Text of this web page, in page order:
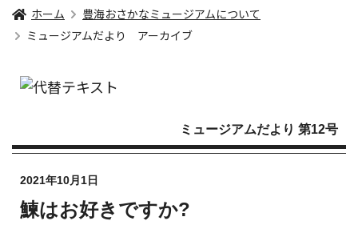
ホーム
豊海おさかなミュージアムについて
ミュージアムだより アーカイブ
ミュージアムだより 第12号
2021年10月1日
鰊はお好きですか?